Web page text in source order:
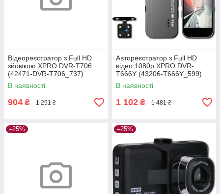
Відеореєстратор з Full HD
зйомкою XPRO DVR-T706
(42471-DVR-T706_737)
В наявності
904 ₴ 1 251 ₴
Автореєстратор з Full HD
відео 1080p XPRO DVR-
T666Y (43206-T666Y_599)
В наявності
1 102 ₴ 1 481 ₴
–25% –25%